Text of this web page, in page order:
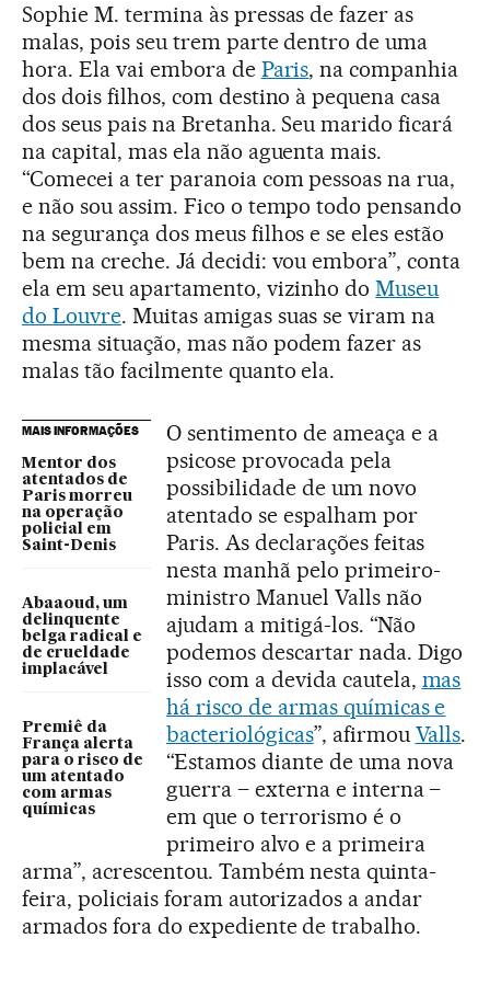
Sophie M. termina às pressas de fazer as
malas, pois seu trem parte dentro de uma
hora. Ela vai embora de Paris, na companhia
dos dois filhos, com destino à pequena casa
dos seus pais na Bretanha. Seu marido ficará
na capital, mas ela não aguenta mais.
“Comecei a ter paranoia com pessoas na rua,
e não sou assim. Fico o tempo todo pensando
na segurança dos meus filhos e se eles estão
bem na creche. Já decidi: vou embora”, conta
ela em seu apartamento, vizinho doMuseu
do Louvre. Muitas amigas suas se viram na
mesma situação, mas não podem fazer as
malas tão facilmente quanto ela.
MAIS INFORMAÇÕES
Mentor dos
atentados de
Paris morreu
na operação
policial em
Saint-Denis
Abaaoud, um
delinquente
belga radical e
de crueldade
implacável
Premiê da
França alerta
para o risco de
um atentado
com armas
químicas
O sentimento de ameaça e a
psicose provocada pela
possibilidade de um novo
atentado se espalham por
Paris. As declarações feitas
nesta manhã pelo primeiro-
ministro Manuel Valls não
ajudam a mitigá-los. “Não
podemos descartar nada. Digo
isso com a devida cautela, mas
há risco de armas químicas e
bacteriológicas”, afirmou Valls.
“Estamos diante de uma nova
guerra – externa e interna –
em que o terrorismo é o
primeiro alvo e a primeira
arma”, acrescentou. Também nesta quinta-
feira, policiais foram autorizados a andar
armados fora do expediente de trabalho.